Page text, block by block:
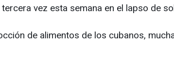
vez esta semana en el lapso de
de alimentos de los cubanos,